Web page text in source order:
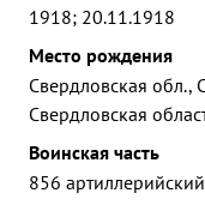
1918; 20.11.1918
Место рождения
Свердловская обл.,
Свердловская
Воинская часть
856